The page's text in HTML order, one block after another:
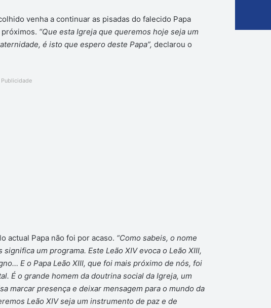
venha a continuar as pisadas do falecido Papa
“Que esta Igreja que queremos hoje seja um
é isto que espero deste Papa”, declarou o
Publicidade
actual Papa não foi por acaso. “Como sabeis, o nome
um programa. Este Leão XIV evoca o Leão XIII,
E o Papa Leão XIII, que foi mais próximo de nós, foi
É o grande homem da doutrina social da Igreja, um
marcar presença e deixar mensagem para o mundo da
Leão XIV seja um instrumento de paz e de